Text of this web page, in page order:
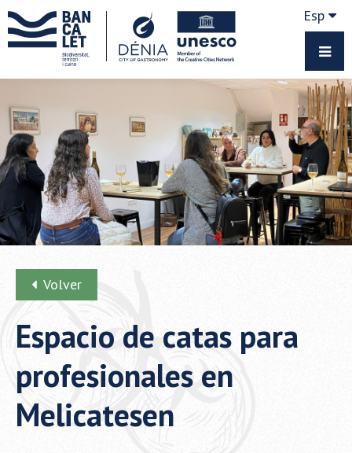
Esp
Volver
Espacio de catas para
profesionales en
Melicatesen